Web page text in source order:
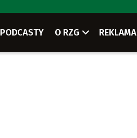
PODCASTY O RZG REKLAMA